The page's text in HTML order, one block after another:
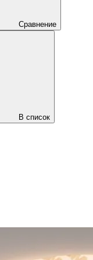
Сравнение
В список